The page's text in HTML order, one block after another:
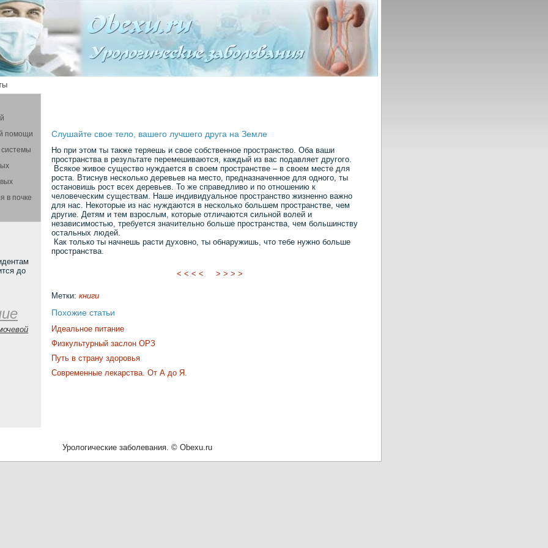
помощи
в почке
до
Слушайте свое тело, вашего лучшего друга на Земле
Но при этом ты также теряешь и свое собственное пространство. Оба ваши
пространства в результате перемешиваются, каждый из вас подавляет другого.
Всякое живое существо нуждается в своем пространстве – в своем месте для
роста. Втиснув несколько деревьев на место, предназначенное для одного, ты
остановишь рост всех деревьев. То же справедливо и по отношению к
человеческим существам. Наше индивидуальное пространство жизненно важно
для нас. Некоторые из нас нуждаются в несколько большем пространстве, чем
другие. Детям и тем взрослым, которые отличаются сильной волей и
независимостью, требуется значительно больше пространства, чем большинству
остальных людей.
Как только ты начнешь расти духовно, ты обнаружишь, что тебе нужно больше
пространства.
< < < < > > > >
Метки: книги
Похожие статьи
Идеальное питание
Физкультурный заслон ОРЗ
Путь в страну здоровья
Современные лекарства. От А до Я.
Урологические заболевания. © Obexu.ru